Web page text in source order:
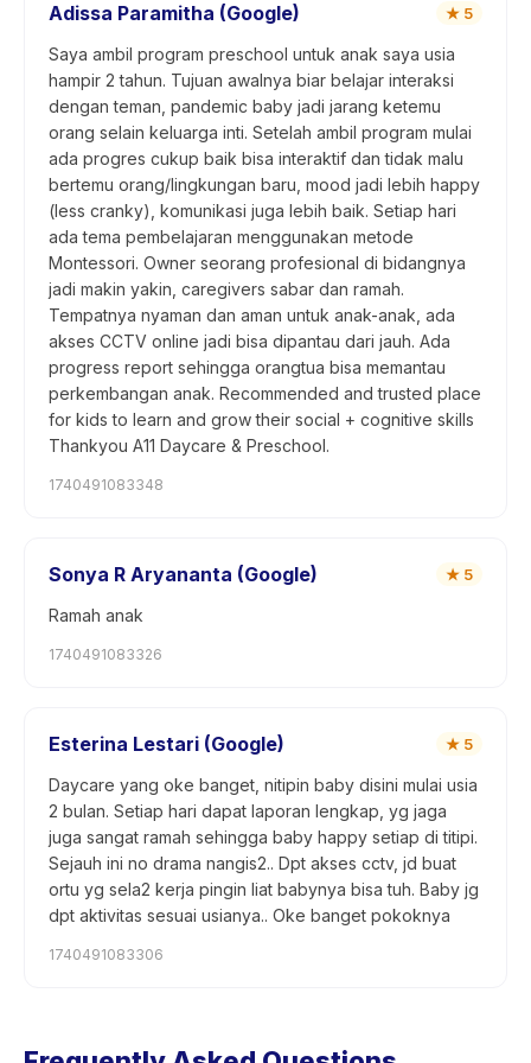
Adissa Paramitha (Google) ★ 5
Saya ambil program preschool untuk anak saya usia
hampir 2 tahun. Tujuan awalnya biar belajar interaksi
dengan teman, pandemic baby jadi jarang ketemu
orang selain keluarga inti. Setelah ambil program mulai
ada progres cukup baik bisa interaktif dan tidak malu
bertemu orang/lingkungan baru, mood jadi lebih happy
(less cranky), komunikasi juga lebih baik. Setiap hari
ada tema pembelajaran menggunakan metode
Montessori. Owner seorang profesional di bidangnya
jadi makin yakin, caregivers sabar dan ramah.
Tempatnya nyaman dan aman untuk anak-anak, ada
akses CCTV online jadi bisa dipantau dari jauh. Ada
progress report sehingga orangtua bisa memantau
perkembangan anak. Recommended and trusted place
for kids to learn and grow their social + cognitive skills
Thankyou A11 Daycare & Preschool.
1740491083348
Sonya R Aryananta (Google) ★ 5
Ramah anak
1740491083326
Esterina Lestari (Google) ★ 5
Daycare yang oke banget, nitipin baby disini mulai usia
2 bulan. Setiap hari dapat laporan lengkap, yg jaga
juga sangat ramah sehingga baby happy setiap di titipi.
Sejauh ini no drama nangis2.. Dpt akses cctv, jd buat
ortu yg sela2 kerja pingin liat babynya bisa tuh. Baby jg
dpt aktivitas sesuai usianya.. Oke banget pokoknya
1740491083306